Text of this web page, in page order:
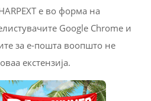
е во форма на
Google Chrome и
за е-пошта воопшто не
екстензија.